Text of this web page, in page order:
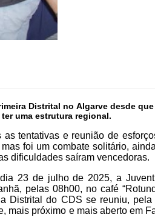
Distrital no Algarve desde
uma estrutura regional.
tentativas e reunião de
foi um combate solitário,
dificuldades saíram vencedoras.
23 de julho de 2025, a
pelas 08h00, no café
do CDS se reuniu,
próximo e mais aberto em